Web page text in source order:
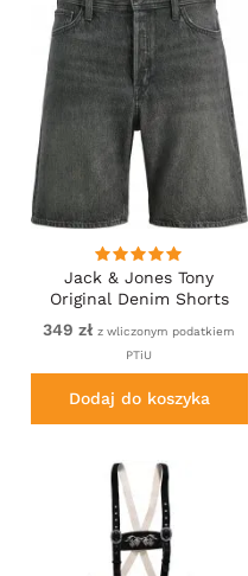
Jack & Jones Tony
Original Denim Shorts
349 zł z wliczonym podatkiem
PTiU
Dodaj do koszyka